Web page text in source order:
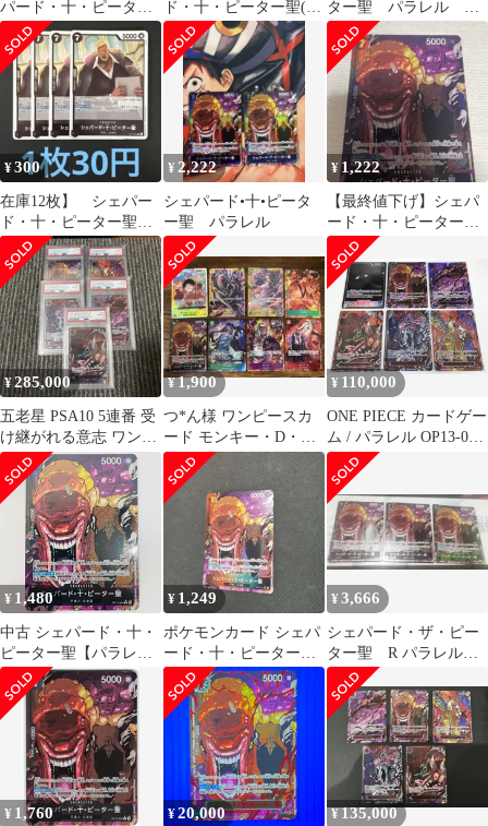
パード・十・ピーター
聖 R パラレル OP13-
084
ド・十・ピーター聖(特
別パラレル) P-R OP13-
084 1枚
ター聖 パラレル 受
け継がれる意志
¥300
在庫12枚】 シェパー
ド・十・ピーター聖R
OP13-084
¥ 2,222
シェパード•十•ピータ
ー聖 パラレル
¥1,222
【最終値下げ】シェパ
ード・十・ピーター聖
パラレル OP13-084 ★
¥285,000
五老星 PSA10 5連番 受
け継がれる意志 ワンピ
ースカード ONEPIECE
¥1,900
つ*ん様 ワンピースカ
ード モンキー・D・ル
フィ SR op07-109 エラ
ー
¥ 110,000
ONE PIECE カードゲー
ム / パラレル OP13-079
イム L 、 特別パラレル
OP13-084 シェパード・
十・ピーター聖 R 他 6
枚セット / キズあり /
トレカ / 【中古品】
【41-20260706-C043】
¥ 1,480
中古 シェパード・十・
ピーター聖【パラレ
ル】（Gege Akutami）
R OP13-084
¥ 1,249
ポケモンカード シェパ
ード・十・ピーター聖
rパラレル
¥3,666
シェパード・ザ・ピー
ター聖 R パラレル
３枚セット OP13-084
¥ 1,760 ¥20,000 ¥135,000